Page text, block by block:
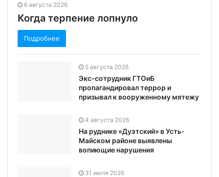
6 августа 2026
Когда терпение лопнуло
Подробнее
5 августа 2026
Экс-сотрудник ГТОиБ
пропагандировал террор и
призывал к вооруженному мятежу
4 августа 2026
На руднике «Дуэтский» в Усть-
Майском районе выявлены
вопиющие нарушения
31 июля 2026